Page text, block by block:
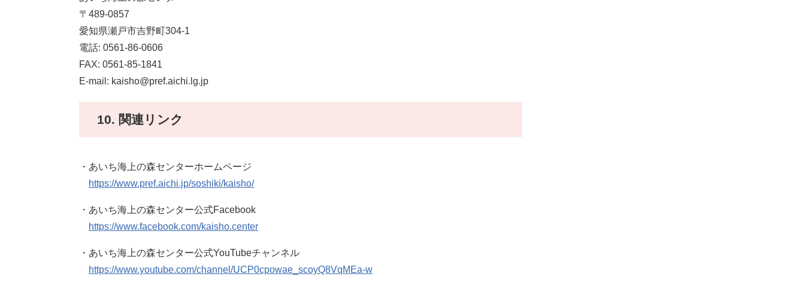
〒489-0857
愛知県瀬戸市吉野町304-1
電話: 0561-86-0606
FAX: 0561-85-1841
E-mail: kaisho@pref.aichi.lg.jp
10. 関連リンク
・あいち海上の森センターホームページ
https://www.pref.aichi.jp/soshiki/kaisho/
・あいち海上の森センター公式Facebook
https://www.facebook.com/kaisho.center
・あいち海上の森センター公式YouTubeチャンネル
https://www.youtube.com/channel/UCP0cpowae_scoyQ8VqMEa-w